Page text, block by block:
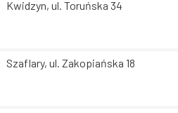
Kwidzyn, ul. Toruńska 34
Szaflary, ul. Zakopiańska 18